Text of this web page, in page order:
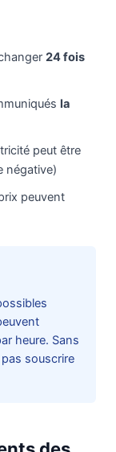
24 fois
la
peut être
négative)
peuvent
heure. Sans
souscrire